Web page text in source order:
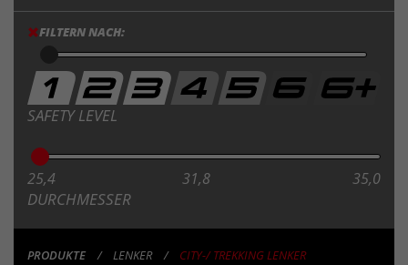
FILTERN NACH:
SAFETY LEVEL
25,4 31,8 35,0
DURCHMESSER
PRODUKTE LENKER CITY-/ TREKKING LENKER